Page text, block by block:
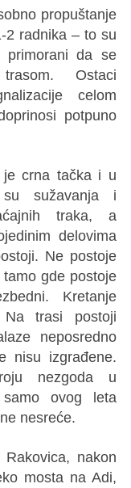
propuštanje
2 radnika – to su
da se
Ostaci
celom
potpuno
je crna tačka i u
su sužavanja i
traka, a
delovima
Ne postoje
gde postoje
Kretanje
trasi postoji
neposredno
nisu izgrađene.
nezgoda u
ovog leta
nesreće.
nakon
mosta na Adi,